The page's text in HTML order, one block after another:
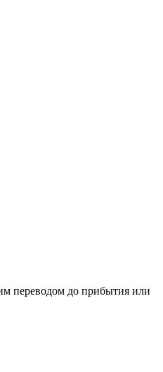
переводом до прибытия или